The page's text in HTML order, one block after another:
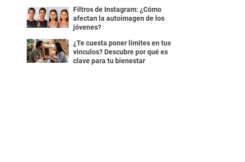
Filtros de Instagram: ¿Cómo
afectan la autoimagen de los
jóvenes?
¿Te cuesta poner límites en tus
vinculos? Descubre por qué es
clave para tu bienestar